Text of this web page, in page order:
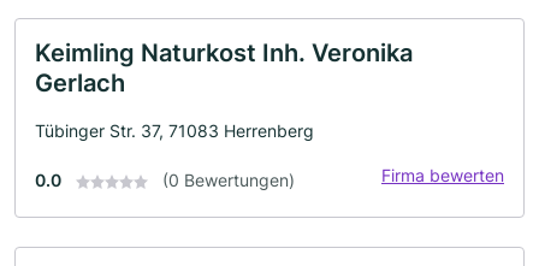
Keimling Naturkost Inh. Veronika
Gerlach
Tübinger Str. 37, 71083 Herrenberg
0.0 (0 Bewertungen) Firma bewerten